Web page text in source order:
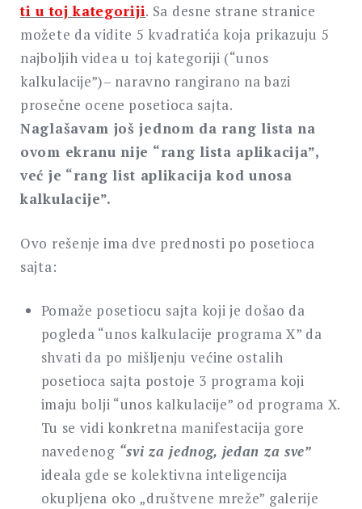
ti u toj kategoriji. Sa desne strane stranice
možete da vidite 5 kvadratića koja prikazuju 5
najboljih videa u toj kategoriji (“unos
kalkulacije”)– naravno rangirano na bazi
prosečne ocene posetioca sajta.
Naglašavam još jednom da rang lista na
ovom ekranu nije “rang lista aplikacija”,
već je “rang list aplikacija kod unosa
kalkulacije”.
Ovo rešenje ima dve prednosti po posetioca
sajta:
Pomaže posetiocu sajta koji je došao da
pogleda “unos kalkulacije programa X” da
shvati da po mišljenju većine ostalih
posetioca sajta postoje 3 programa koji
imaju bolji “unos kalkulacije” od programa X.
Tu se vidi konkretna manifestacija gore
navedenog “svi za jednog, jedan za sve”
ideala gde se kolektivna inteligencija
okupljena oko „društvene mreže” galerije